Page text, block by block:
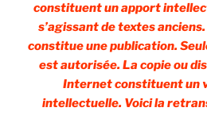
constituent un apport
s’agissant de textes
constitue une publication.
est autorisée. La copie ou
Internet constituent un
intellectuelle. Voici la